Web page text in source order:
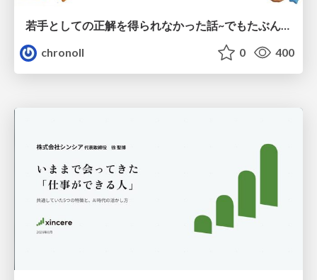
若手としての正解を得られなかった話~でもたぶん生きのこれる~
chronoll
0 400